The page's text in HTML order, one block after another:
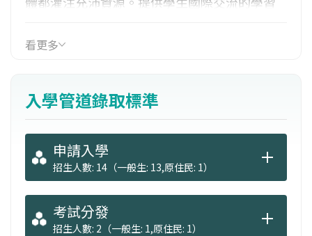
理念，強調與傳播產業接軌，因此擁有數位電
入影視製作、配樂與行銷證照考試之課程，嵌
入以影視製作與行銷為主軸的訓練內涵，並提
供影視產業實習名額。
看更多
入學管道錄取標準
申請入學
招生人數: 14（一般生: 13,原住民: 1）
考試分發
招生人數: 2（一般生: 1,原住民: 1）